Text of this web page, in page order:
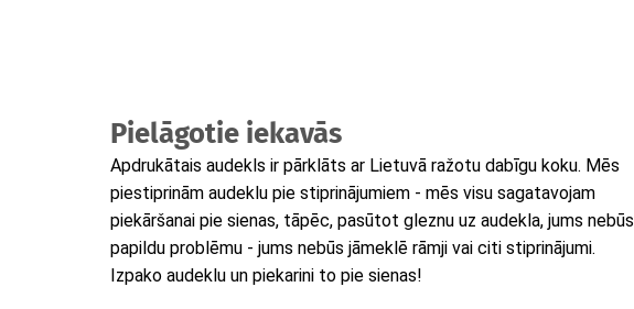
Pielāgotie iekavās
Apdrukātais audekls ir pārklāts ar Lietuvā ražotu dabīgu koku. Mēs
piestiprinām audeklu pie stiprinājumiem - mēs visu sagatavojam
piekāršanai pie sienas, tāpēc, pasūtot gleznu uz audekla, jums nebūs
papildu problēmu - jums nebūs jāmeklē rāmji vai citi stiprinājumi.
Izpako audeklu un piekarini to pie sienas!